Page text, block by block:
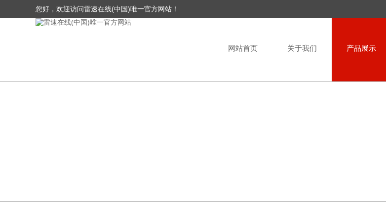
您好，欢迎访问雷速在线(中国)唯一官方网站！
网站首页 关于我们 产品展示